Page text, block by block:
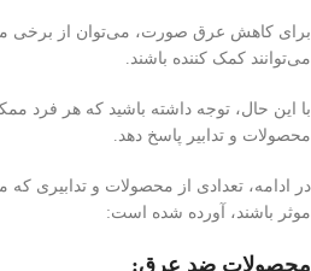
برای کاهش عرق صورت، می‌توان از برخی
می‌توانند کمک کننده باشند.
با این حال، توجه داشته باشید که هر فرد
محصولات و تدابیر پاسخ دهد.
در ادامه، تعدادی از محصولات و تدابیری
موثر باشند، آورده شده است:
محصولات ضد عرق: